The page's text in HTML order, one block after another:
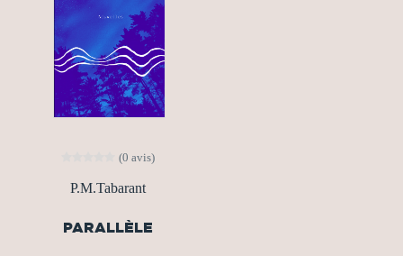
(0 avis)
P.M.Tabarant
PARALLÈLE